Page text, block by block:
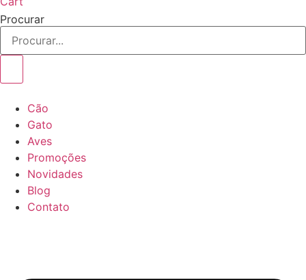
Procurar
Cão
Gato
Aves
Promoções
Novidades
Blog
Contato